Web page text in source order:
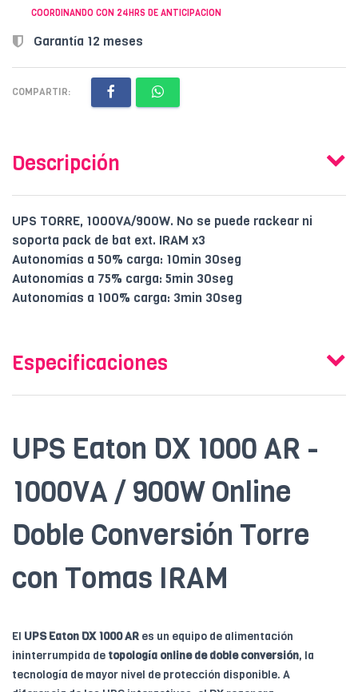
COORDINANDO CON 24HRS DE ANTICIPACION
Garantía 12 meses
COMPARTIR:
Descripción
UPS TORRE, 1000VA/900W. No se puede rackear ni
soporta pack de bat ext. IRAM x3
Autonomías a 50% carga: 10min 30seg
Autonomías a 75% carga: 5min 30seg
Autonomías a 100% carga: 3min 30seg
Especificaciones
UPS Eaton DX 1000 AR -
1000VA / 900W Online
Doble Conversión Torre
con Tomas IRAM
El UPS Eaton DX 1000 AR es un equipo de alimentación
ininterrumpida de topología online de doble conversión, la
tecnología de mayor nivel de protección disponible. A